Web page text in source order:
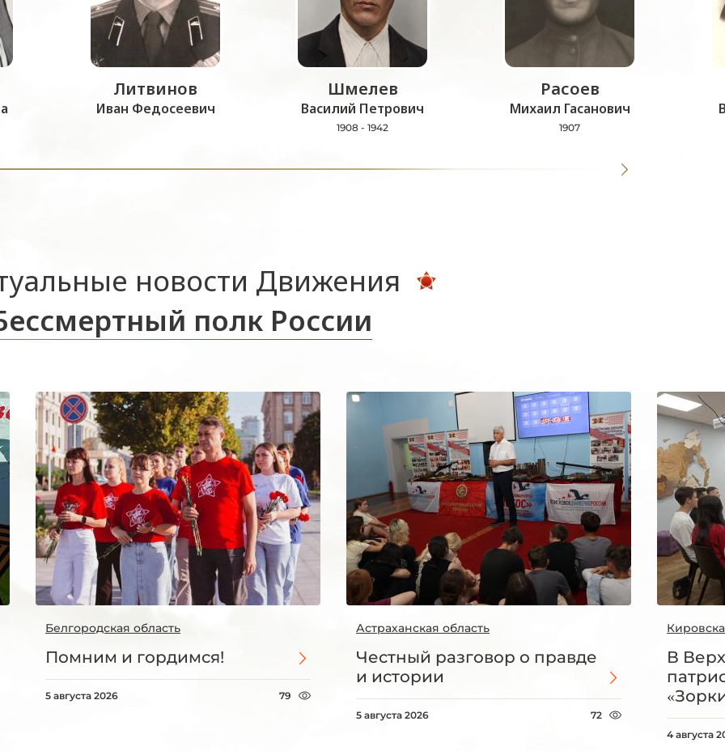
Литвинов
Иван Федосеевич
Шмелев
Василий Петрович
1908 - 1942
Расоев
Михаил Гасанович
1907
новости Движения
полк России
Белгородская область
Помним и гордимся!
5 августа 2026 79
Астраханская область
Честный разговор о правде
и истории
5 августа 2026 72
В
4 августа